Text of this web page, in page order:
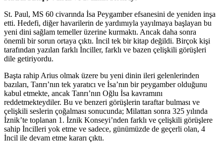
St. Paul, MS 60 civarında İsa Peygamber efsanesini de yeniden inşa
etti. Hedefi, diğer havarilerin de yardımıyla yayılmaya başlayan bu
yeni dini sağlam temeller üzerine kurmaktı. Ancak daha sonra
önemli bir sorun ortaya çıktı. İncil tek bir kitap değildi. Birçok kişi
tarafından yazılan farklı İnciller, farklı ve bazen çelişkili görüşleri
dile getiriyordu.
Başta rahip Arius olmak üzere bu yeni dinin ileri gelenlerinden
bazıları, Tanrı’nın tek yaratıcı ve İsa’nın bir peygamber olduğunu
kabul etmekte, ancak Tanrı’nın Oğlu İsa kavramını
reddetmekteydiler. Bu ve benzeri görüşlerin taraftar bulması ve
çelişkili seslerin çoğalması sonucunda; Milattan sonra 325 yılında
İznik’te toplanan 1. İznik Konseyi’nden farklı ve çelişkili görüşlere
sahip İncilleri yok etme ve sadece, günümüzde de geçerli olan, 4
İncil ile devam etme kararı çıktı.